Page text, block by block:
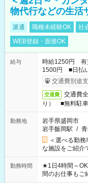
物代行などの生活
派遣 職種未経験OK 社
WEB登録・面接OK
給与
時給1250円 有
1500円 ■日払
交通費別途
交通費
交通費
り） ■無料駐
勤務地
岩手県盛岡市
岩手飯岡駅 /
＜選べる勤
な施設をご紹介
勤務時間
★1日4時間～
間のお仕事もご